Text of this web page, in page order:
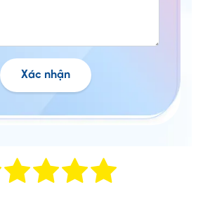
Xác nhận